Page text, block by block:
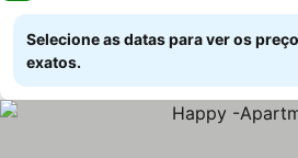
Selecione as datas para ver os
exatos.